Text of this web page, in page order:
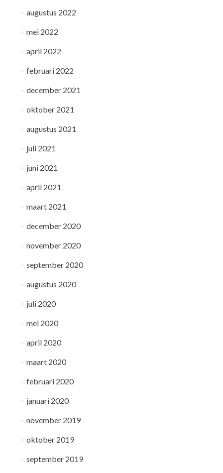
augustus 2022
mei 2022
april 2022
februari 2022
december 2021
oktober 2021
augustus 2021
juli 2021
juni 2021
april 2021
maart 2021
december 2020
november 2020
september 2020
augustus 2020
juli 2020
mei 2020
april 2020
maart 2020
februari 2020
januari 2020
november 2019
oktober 2019
september 2019